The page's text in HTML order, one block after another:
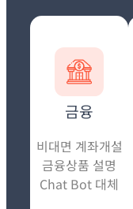
금융
비대면 계좌개설
금융상품 설명
Chat Bot 대체